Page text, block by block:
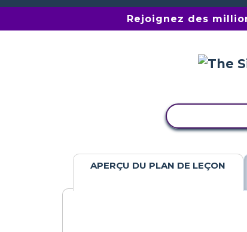
Rejoignez des
APERÇU DU PLAN DE LEÇON